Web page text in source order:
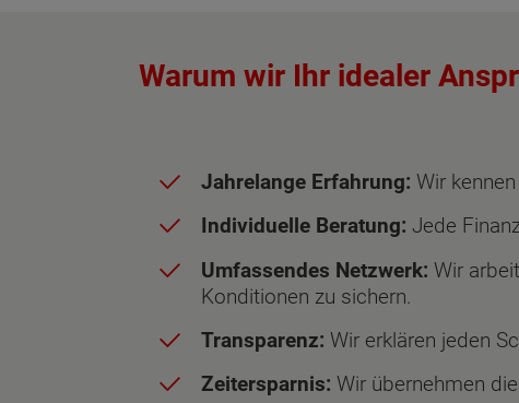
Warum wir Ihr idealer
Jahrelange Erfahrung: Wir
Individuelle Beratung: Jede
Umfassendes Netzwerk: Wir
Konditionen zu sichern.
Transparenz: Wir erklären jeden
Zeitersparnis: Wir übernehmen